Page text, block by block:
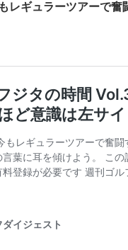
レギュラーツアーで奮